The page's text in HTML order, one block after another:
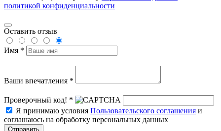
политикой конфиденциальности
Оставить отзыв
Имя *
Ваши впечатления *
Проверочный код! *
Я принимаю условия Пользовательского соглашения и
соглашаюсь на обработку персональных данных
Отправить